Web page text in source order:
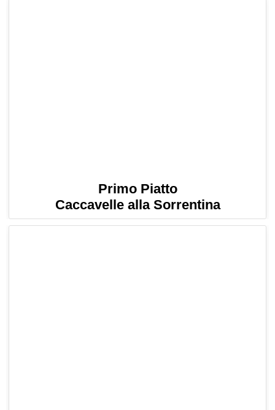
Primo Piatto
Caccavelle alla Sorrentina